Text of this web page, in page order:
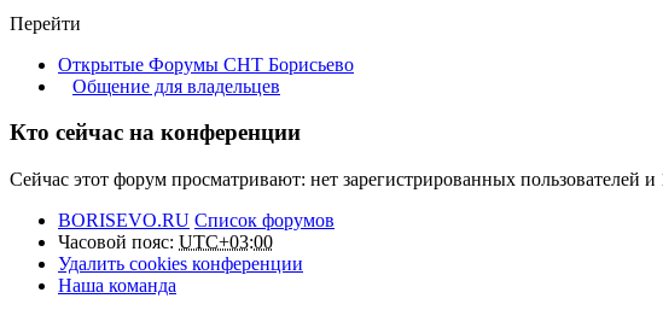
Перейти
Открытые Форумы СНТ Борисьево
Общение для владельцев
Кто сейчас на конференции
Сейчас этот форум просматривают: нет зарегистрированных пользователей и
BORISEVO.RU Список форумов
Часовой пояс: UTC+03:00
Удалить cookies конференции
Наша команда